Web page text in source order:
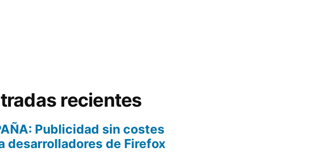
recientes
Publicidad sin costes
desarrolladores de Firefox